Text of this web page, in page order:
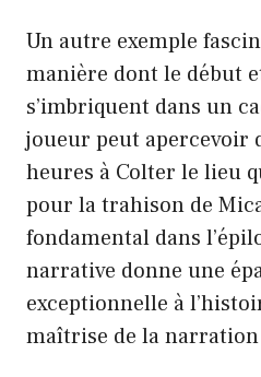
Un autre exemple
manière dont le début
s’imbriquent dans un
joueur peut apercevoir
heures à Colter le lieu
pour la trahison de
fondamental dans
narrative donne une
exceptionnelle à
maîtrise de la